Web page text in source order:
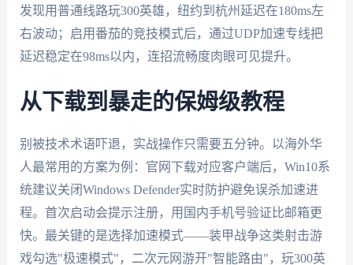
发现用普通线路玩300英雄，纽约到杭州延迟在180ms左
右波动；启用番茄的竞技模式后，通过UDP加速专线把
延迟稳定在98ms以内，连招流畅度肉眼可见提升。
从下载到暴走的保姆级教程
别被技术术语吓退，实战操作只需要五分钟。以海外华
人最常用的方案为例：官网下载对应客户端后，Win10系
统建议关闭Windows Defender实时防护避免误杀加速进
程。首次启动会提示注册，用国内手机号验证比邮箱更
快。最关键的是选择加速模式——装甲战争这类射击游
戏勾选"极速模式"，二次元网游开"智能路由"，玩300英